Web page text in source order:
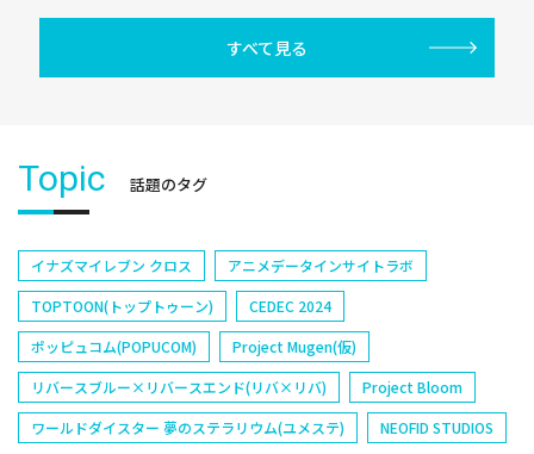
すべて見る
Topic 話題のタグ
イナズマイレブン クロス
アニメデータインサイトラボ
TOPTOON(トップトゥーン)
CEDEC 2024
ポッピュコム(POPUCOM)
Project Mugen(仮)
リバースブルー×リバースエンド(リバ×リバ)
Project Bloom
ワールドダイスター 夢のステラリウム(ユメステ)
NEOFID STUDIOS